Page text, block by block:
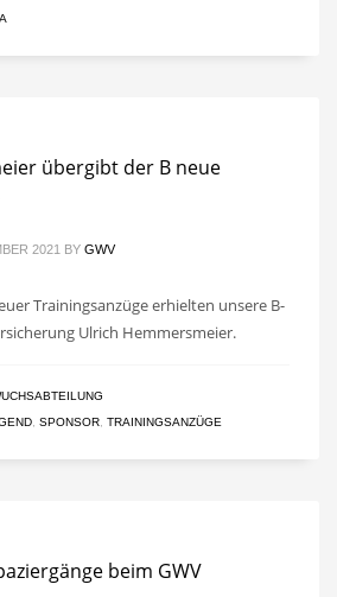
übergibt der B neue
2021 BY GWV
Trainingsanzüge erhielten unsere B-
Ulrich Hemmersmeier.
SPONSOR TRAININGSANZÜGE
beim GWV